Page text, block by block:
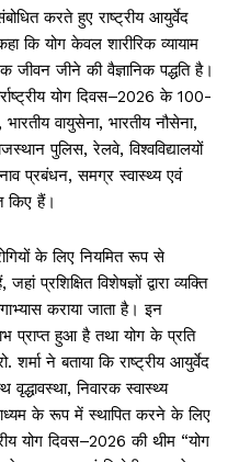
करते हुए राष्ट्रीय आयुर्वेद
कि योग केवल शारीरिक व्यायाम
जीवन जीने की वैज्ञानिक पद्धति है।
योग दिवस–2026 के 100-
वायुसेना, भारतीय नौसेना,
पुलिस, रेलवे, विश्वविद्यालयों
प्रबंधन, समग्र स्वास्थ्य एवं
किए हैं।
के लिए नियमित रूप से
प्रशिक्षित विशेषज्ञों द्वारा व्यक्ति
कराया जाता है। इन
प्राप्त हुआ है तथा योग के प्रति
ने बताया कि राष्ट्रीय आयुर्वेद
निवारक स्वास्थ्य
के रूप में स्थापित करने के लिए
योग दिवस–2026 की थीम “योग